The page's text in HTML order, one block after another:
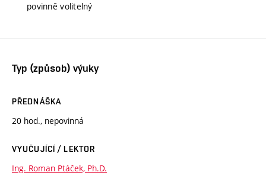
povinně volitelný
Typ (způsob) výuky
PŘEDNÁŠKA
20 hod., nepovinná
VYUČUJÍCÍ / LEKTOR
Ing. Roman Ptáček, Ph.D.